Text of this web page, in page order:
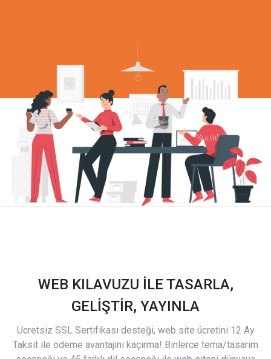
WEB KILAVUZU İLE TASARLA,
GELİŞTİR, YAYINLA
Ücretsiz SSL Sertifikası desteği, web site ücretini 12 Ay
Taksit ile ödeme avantajını kaçırma! Binlerce tema/tasarım